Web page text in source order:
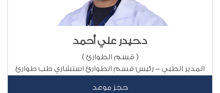
د.حيدر علي أحمد
( قسم الطوارئ )
المدير الطبي - رئيس قسم الطوارئ استشاري طب طوارئ
حجز موعد